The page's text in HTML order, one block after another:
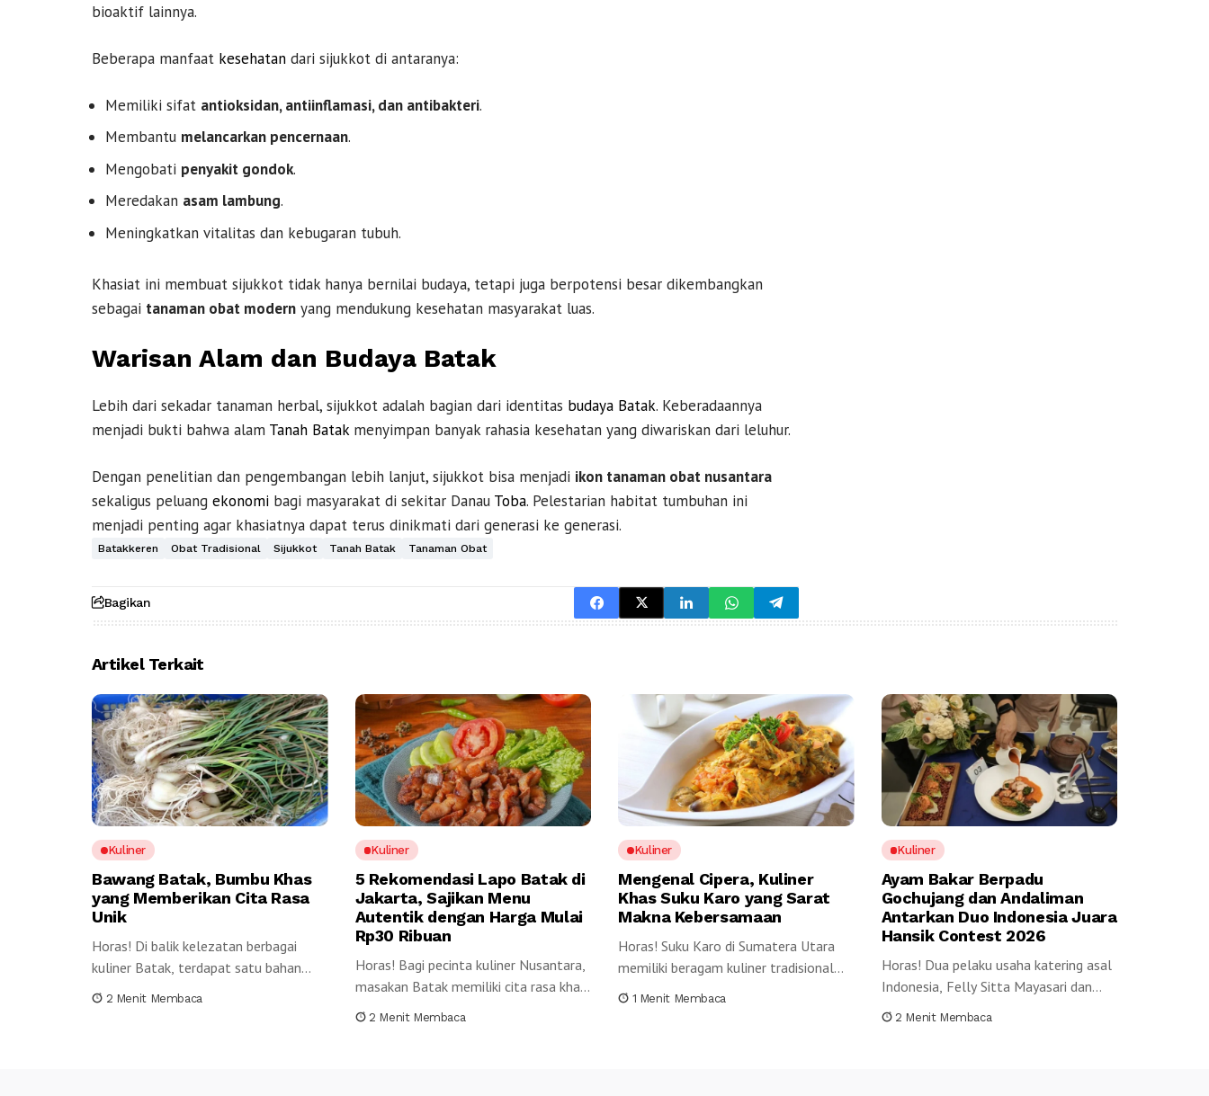
bioaktif lainnya.
Beberapa manfaat kesehatan dari sijukkot di antaranya:
Memiliki sifat antioksidan, antiinflamasi, dan antibakteri.
Membantu melancarkan pencernaan.
Mengobati penyakit gondok.
Meredakan asam lambung.
Meningkatkan vitalitas dan kebugaran tubuh.
Khasiat ini membuat sijukkot tidak hanya bernilai budaya, tetapi juga berpotensi besar dikembangkan
sebagai tanaman obat modern yang mendukung kesehatan masyarakat luas.
Warisan Alam dan Budaya Batak
Lebih dari sekadar tanaman herbal, sijukkot adalah bagian dari identitas budaya Batak. Keberadaannya
menjadi bukti bahwa alam Tanah Batakmenyimpan banyak rahasia kesehatan yang diwariskan dari leluhur.
Dengan penelitian dan pengembangan lebih lanjut, sijukkot bisa menjadi ikon tanaman obat nusantara
sekaligus peluang ekonomi bagi masyarakat di sekitar Danau Toba. Pelestarian habitat tumbuhan ini
menjadi penting agar khasiatnya dapat terus dinikmati dari generasi ke generasi.
Batakkeren Obat Tradisional Sijukkot Tanah Batak Tanaman Obat
Bagikan
Artikel Terkait
Kuliner
Bawang Batak, Bumbu Khas
yang Memberikan Cita Rasa
Unik
Horas! Di balik kelezatan berbagai
kuliner Batak, terdapat satu bahan
yang memiliki...
2 Menit Membaca
Kuliner
5 Rekomendasi Lapo Batak di
Jakarta, Sajikan Menu
Autentik dengan Harga Mulai
Rp30 Ribuan
Horas! Bagi pecinta kuliner Nusantara,
masakan Batak memiliki cita rasa khas
yang...
2 Menit Membaca
Kuliner
Mengenal Cipera, Kuliner
Khas Suku Karo yang Sarat
Makna Kebersamaan
Horas! Suku Karo di Sumatera Utara
memiliki beragam kuliner tradisional
yang kaya...
1 Menit Membaca
Kuliner
Ayam Bakar Berpadu
Gochujang dan Andaliman
Antarkan Duo Indonesia Juara
Hansik Contest 2026
Horas! Dua pelaku usaha katering asal
Indonesia, Felly Sitta Mayasari dan
Ari...
2 Menit Membaca